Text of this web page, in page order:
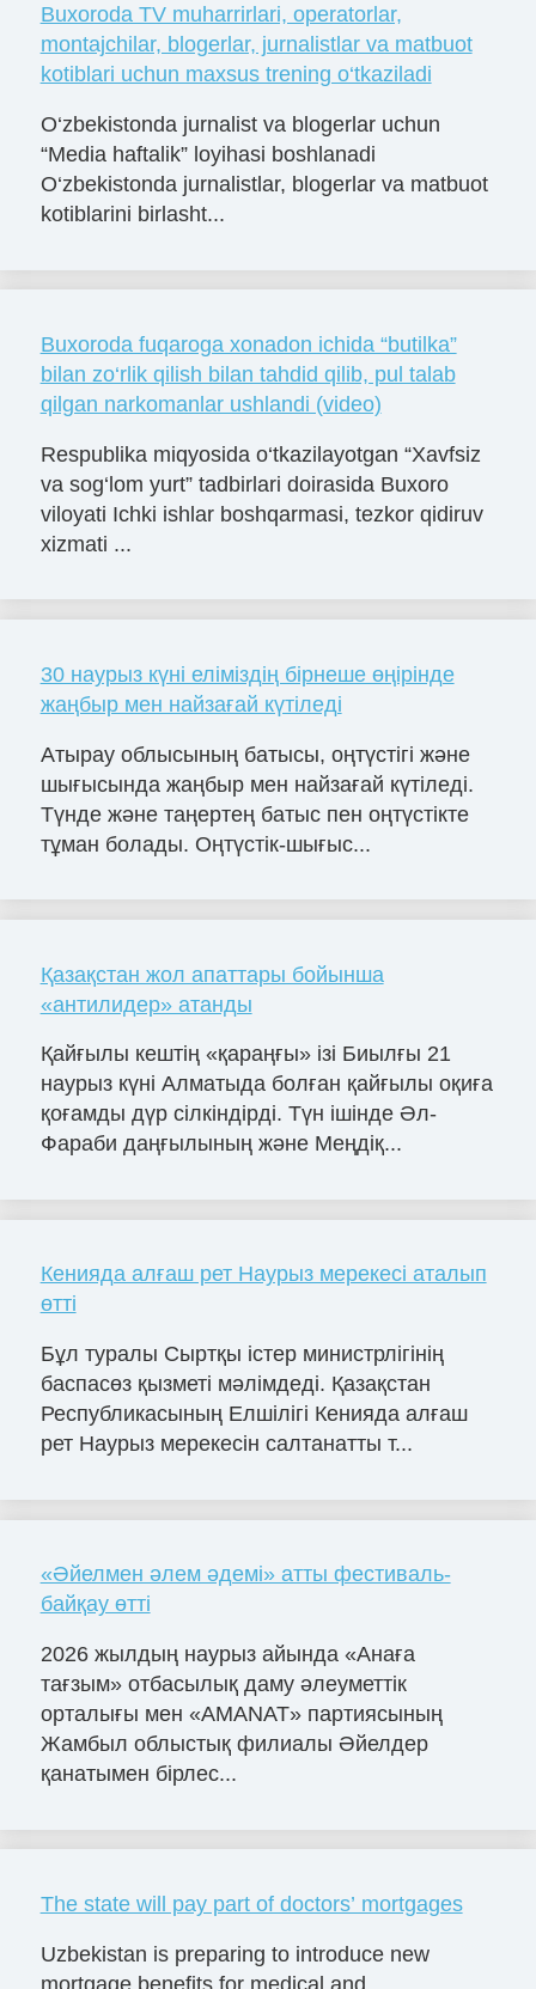
Buxoroda TV muharrirlari, operatorlar,
montajchilar, blogerlar, jurnalistlar va matbuot
kotiblari uchun maxsus trening o‘tkaziladi
O‘zbekistonda jurnalist va blogerlar uchun
“Media haftalik” loyihasi boshlanadi
O‘zbekistonda jurnalistlar, blogerlar va matbuot
kotiblarini birlasht...
Buxoroda fuqaroga xonadon ichida “butilka”
bilan zo‘rlik qilish bilan tahdid qilib, pul talab
qilgan narkomanlar ushlandi (video)
Respublika miqyosida o‘tkazilayotgan “Xavfsiz
va sog‘lom yurt” tadbirlari doirasida Buxoro
viloyati Ichki ishlar boshqarmasi, tezkor qidiruv
xizmati ...
30 наурыз күні еліміздің бірнеше өңірінде
жаңбыр мен найзағай күтіледі
Атырау облысының батысы, оңтүстігі және
шығысында жаңбыр мен найзағай күтіледі.
Түнде және таңертең батыс пен оңтүстікте
тұман болады. Оңтүстік-шығыс...
Қазақстан жол апаттары бойынша
«антилидер» атанды
Қайғылы кештің «қараңғы» ізі Биылғы 21
наурыз күні Алматыда болған қайғылы оқиға
қоғамды дүр сілкіндірді. Түн ішінде Әл-
Фараби даңғылының және Меңдіқ...
Кенияда алғаш рет Наурыз мерекесі аталып
өтті
Бұл туралы Сыртқы істер министрлігінің
баспасөз қызметі мәлімдеді. Қазақстан
Республикасының Елшілігі Кенияда алғаш
рет Наурыз мерекесін салтанатты т...
«Әйелмен әлем әдемі» атты фестиваль-
байқау өтті
2026 жылдың наурыз айында «Анаға
тағзым» отбасылық даму әлеуметтік
орталығы мен «AMANAT» партиясының
Жамбыл облыстық филиалы Әйелдер
қанатымен бірлес...
The state will pay part of doctors’ mortgages
Uzbekistan is preparing to introduce new
mortgage benefits for medical and